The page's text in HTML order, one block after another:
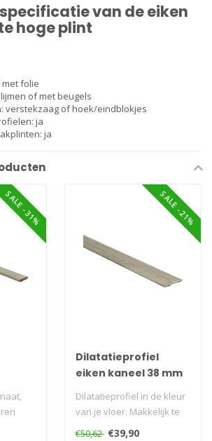
van de eiken
hoge plint
met folie
lijmen of metbeugels
verstekzaag ofhoek/eindblokjes
ja
ja
SALE -31% SALE -21%
Dilatatieprofiel
eiken kaneel 38 mm
Dilatatieprofiel in de kleur
van je vloer. Makkelijk te
plaatsen zonder te bore..
€50,62 €39,90